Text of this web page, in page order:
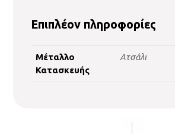
Επιπλέον πληροφορίες
Μέταλλο
Κατασκευής
Ατσάλι